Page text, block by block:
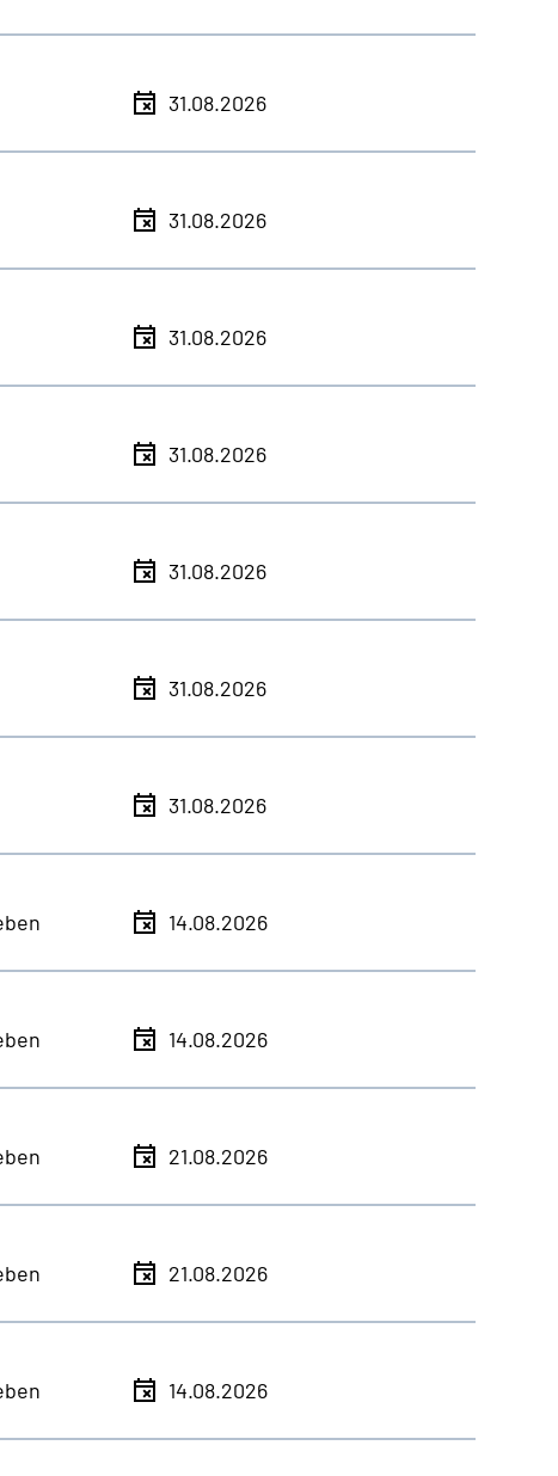
31.08.2026
31.08.2026
31.08.2026
31.08.2026
31.08.2026
31.08.2026
31.08.2026
14.08.2026
14.08.2026
21.08.2026
21.08.2026
14.08.2026